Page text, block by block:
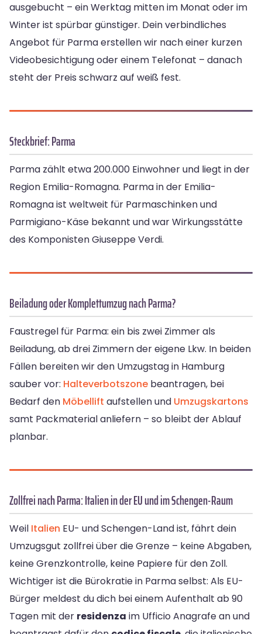
ausgebucht – ein Werktag mitten im Monat oder im
Winter ist spürbar günstiger. Dein verbindliches
Angebot für Parma erstellen wir nach einer kurzen
Videobesichtigung oder einem Telefonat – danach
steht der Preis schwarz auf weiß fest.
Steckbrief: Parma
Parma zählt etwa 200.000 Einwohner und liegt in der
Region Emilia-Romagna. Parma in der Emilia-
Romagna ist weltweit für Parmaschinken und
Parmigiano-Käse bekannt und war Wirkungsstätte
des Komponisten Giuseppe Verdi.
Beiladung oder Komplettumzug nach Parma?
Faustregel für Parma: ein bis zwei Zimmer als
Beiladung, ab drei Zimmern der eigene Lkw. In beiden
Fällen bereiten wir den Umzugstag in Hamburg
sauber vor: Halteverbotszone beantragen, bei
Bedarf den Möbellift aufstellen und Umzugskartons
samt Packmaterial anliefern – so bleibt der Ablauf
planbar.
Zollfrei nach Parma: Italien in der EU und im Schengen-Raum
Weil Italien EU- und Schengen-Land ist, fährt dein
Umzugsgut zollfrei über die Grenze – keine Abgaben,
keine Grenzkontrolle, keine Papiere für den Zoll.
Wichtiger ist die Bürokratie in Parma selbst: Als EU-
Bürger meldest du dich bei einem Aufenthalt ab 90
Tagen mit der residenza im Ufficio Anagrafe an und